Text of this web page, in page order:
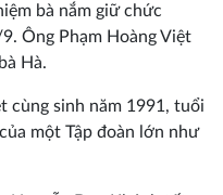
bà nắm giữ chức
Ông Phạm Hoàng Việt
Hà.
cùng sinh năm 1991, tuổi
một Tập đoàn lớn như